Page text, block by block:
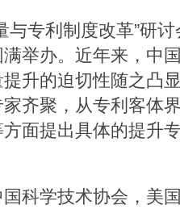
与专利制度改革”研
举办。近年来，中
升的迫切性随之凸
齐聚，从专利客体
面提出具体的提升
科学技术协会，美